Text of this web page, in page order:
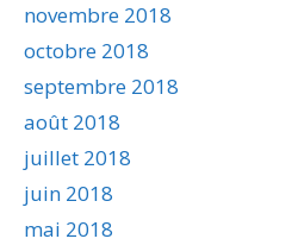
novembre 2018
octobre 2018
septembre 2018
août 2018
juillet 2018
juin 2018
mai 2018